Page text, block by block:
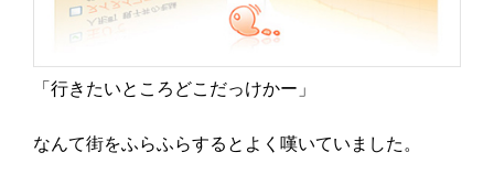
「行きたいところどこだっけかー」
なんて街をふらふらするとよく嘆いていました。